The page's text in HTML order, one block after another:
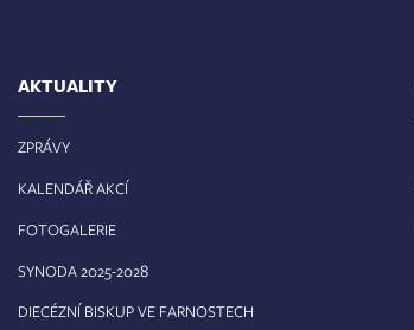
AKTUALITY
ZPRÁVY
KALENDÁŘ AKCÍ
FOTOGALERIE
SYNODA 2025-2028
DIECÉZNÍ BISKUP VE FARNOSTECH